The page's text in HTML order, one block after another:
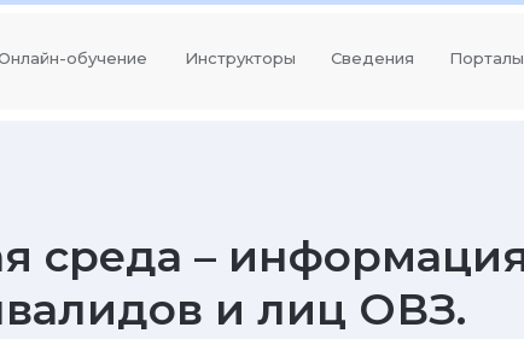
Порталы
Сведения
обучение Инструкторы
– информация для
и лиц ОВЗ.